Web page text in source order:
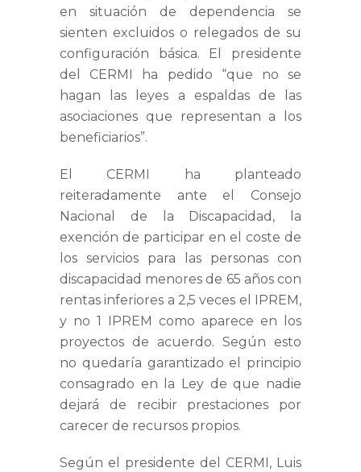
en situación de dependencia se
sienten excluidos o relegados de su
configuración básica.
El presidente
del CERMI ha pedido “que no se
hagan las leyes a espaldas de las
asociaciones que representan a los
beneficiarios”.
El CERMI ha planteado
reiteradamente ante el Consejo
Nacional de la Discapacidad, la
exención de participar en el coste de
los servicios para las personas con
discapacidad menores de 65 años con
rentas inferiores a 2,5 veces el IPREM,
y no 1 IPREM como aparece en los
proyectos de acuerdo. Según esto
no quedaría garantizado el principio
consagrado en la Ley de que nadie
dejará de recibir prestaciones por
carecer de recursos propios.
Según el presidente del CERMI, Luis